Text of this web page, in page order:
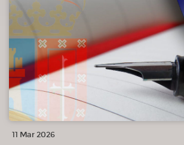
11 Mar 2026